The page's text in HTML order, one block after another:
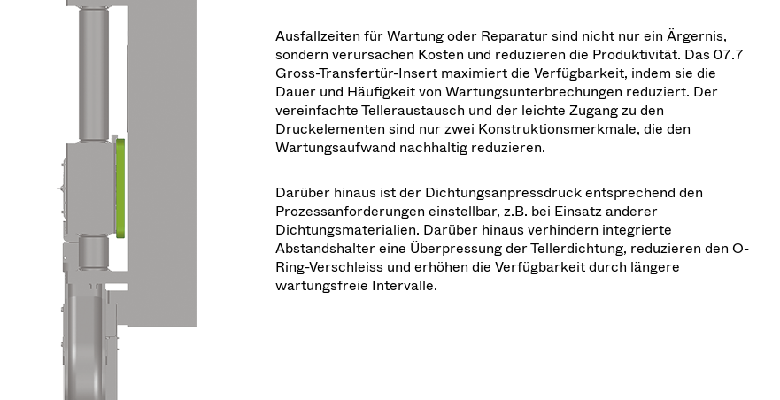
Ausfallzeiten für Wartung oder Reparatur sind nicht nur ein Ärgernis,
sondern verursachen Kosten und reduzieren die Produktivität. Das 07.7
Gross-Transfertür-Insert maximiert die Verfügbarkeit, indem sie die
Dauer und Häufigkeit von Wartungsunterbrechungen reduziert. Der
vereinfachte Telleraustausch und der leichte Zugang zu den
Druckelementen sind nur zwei Konstruktionsmerkmale, die den
Wartungsaufwand nachhaltig reduzieren.
Darüber hinaus ist der Dichtungsanpressdruck entsprechend den
Prozessanforderungen einstellbar, z.B. bei Einsatz anderer
Dichtungsmaterialien. Darüber hinaus verhindern integrierte
Abstandshalter eine Überpressung der Tellerdichtung, reduzieren den O-
Ring-Verschleiss und erhöhen die Verfügbarkeit durch längere
wartungsfreie Intervalle.